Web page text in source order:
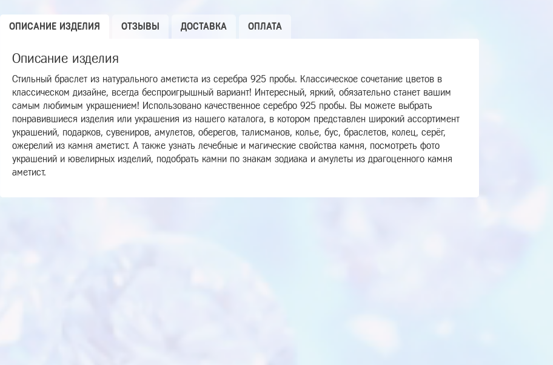
ОПИСАНИЕ ИЗДЕЛИЯ ОТЗЫВЫ ДОСТАВКА ОПЛАТА
Описание изделия
Стильный браслет из натурального аметиста из серебра 925 пробы. Классическое сочетание цветов в
классическом дизайне, всегда беспроигрышный вариант! Интересный, яркий, обязательно станет вашим
самым любимым украшением! Использовано качественное серебро 925 пробы. Вы можете выбрать
понравившиеся изделия или украшения из нашего каталога, в котором представлен широкий ассортимент
украшений, подарков, сувениров, амулетов, оберегов, талисманов, колье, бус, браслетов, колец, серёг,
ожерелий из камня аметист. А также узнать лечебные и магические свойства камня, посмотреть фото
украшений и ювелирных изделий, подобрать камни по знакам зодиака и амулеты из драгоценного камня
аметист.